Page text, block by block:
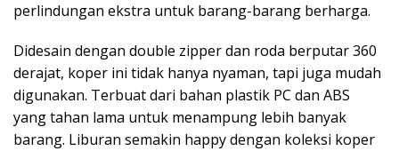
perlindungan ekstra untuk barang-barang berharga.
Didesain dengan double zipper dan roda berputar 360
derajat, koper ini tidak hanya nyaman, tapi juga mudah
digunakan. Terbuat dari bahan plastik PC dan ABS
yang tahan lama untuk menampung lebih banyak
barang. Liburan semakin happy dengan koleksi koper